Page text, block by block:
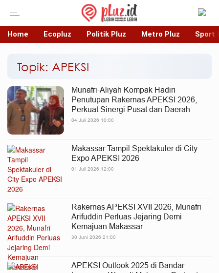
Home Ecopluz Politik Pluz Metro Pluz Sport
Topik: APEKSI
Munafri-Aliyah Kompak Hadiri
Penutupan Rakernas APEKSI 2026,
Perkuat Sinergi Pusat dan Daerah
04 Juli 2026 10:00
Makassar Tampil Spektakuler di City
Expo APEKSI 2026
01 Juli 2026 12:00
Rakernas APEKSI XVII 2026, Munafri
Arifuddin Perluas Jejaring Demi
Kemajuan Makassar
30 Juni 2026 21:00
APEKSI Outlook 2025 di Bandar